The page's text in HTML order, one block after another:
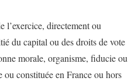
l’exercice, directement ou
du capital ou des droits de vote
morale, organisme, fiducie ou
constituée en France ou hors